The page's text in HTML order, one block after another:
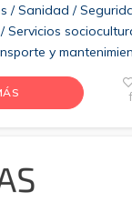
/ Sanidad /
Servicios
y